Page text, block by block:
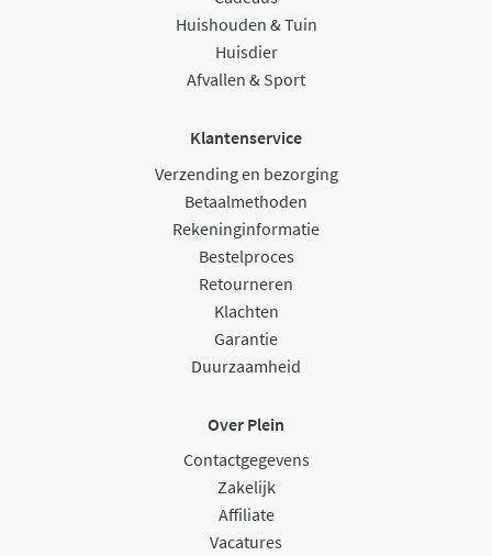
Huishouden & Tuin
Huisdier
Afvallen & Sport
Klantenservice
Verzending en bezorging
Betaalmethoden
Rekeninginformatie
Bestelproces
Retourneren
Klachten
Garantie
Duurzaamheid
Over Plein
Contactgegevens
Zakelijk
Affiliate
Vacatures